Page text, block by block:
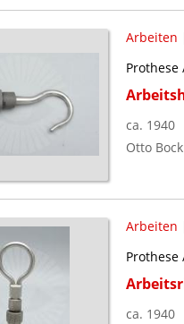
Arbeiten
ca. 1940
Otto
Arbeiten
ca. 1940